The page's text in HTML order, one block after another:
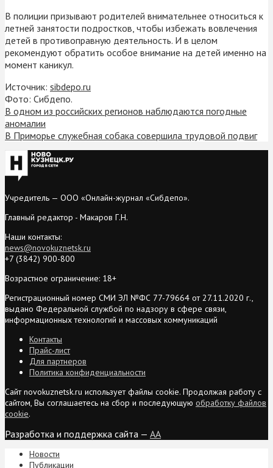
В полиции призывают родителей внимательнее относиться к
летней занятости подростков, чтобы избежать вовлечения
детей в противоправную деятельность. И в целом
рекомендуют обратить особое внимание на детей именно на
момент каникул.
Источник: sibdepo.ru
Фото: Сибдепо.
В одном из российских регионов наблюдаются погодные
аномалии
В Приморье служебная собака совершила трудовой подвиг
Учредитель — ООО «Онлайн-журнал «Сибдепо».
Главный редактор - Макаров Г.Н.
Наши контакты:
news@novokuznetsk.ru
+7 (3842) 900-800
Возрастное ограничение: 18+
Регистрационный номер СМИ ЭЛ №ФС 77-79664 от 27.11.2020 г.,
выдано Федеральной службой по надзору в сфере связи,
информационных технологий и массовых коммуникаций
Контакты
Прайс-лист
Для партнеров
Политика конфиденциальности
Сайт novokuznetsk.ru использует файлы cookie. Продолжая работу с
сайтом, Вы соглашаетесь на сбор и последующую обработку файлов
cookie.
Разработка и поддержка сайта — AA
Новости
Публикации